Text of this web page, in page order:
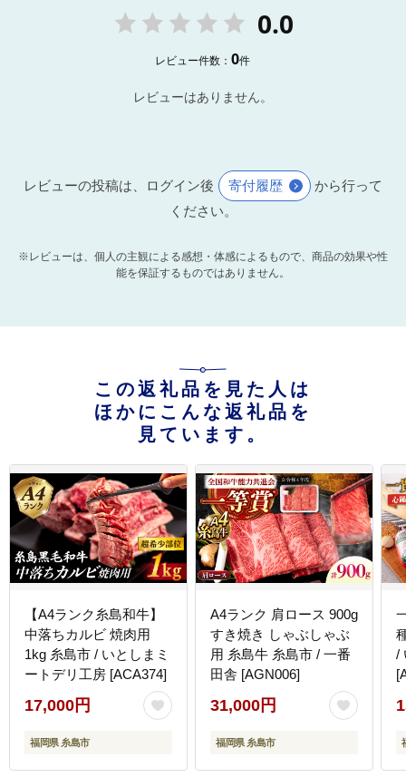
0.0
レビュー件数：0件
レビューはありません。
レビューの投稿は、ログイン後 寄付履歴
から行って
ください。
※レビューは、個人の主観による感想・体感によるもので、商品の効果や性
能を保証するものではありません。
この返礼品を見た人は
ほかにこんな返礼品を
見ています。
【A4ランク糸島和牛】
中落ちカルビ 焼肉用
1kg 糸島市 / いとしまミ
ートデリ工房 [ACA374]
17,000円
福岡県 糸島市
A4ランク 肩ロース 900g
すき焼き しゃぶしゃぶ
用 糸島牛 糸島市 / 一番
田舎 [AGN006]
31,000円
福岡県 糸島市
/